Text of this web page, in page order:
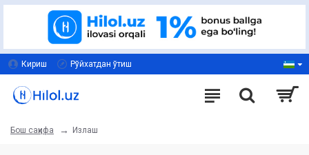
Кириш Рўйхатдан ўтиш
Бош саҳифа Излаш